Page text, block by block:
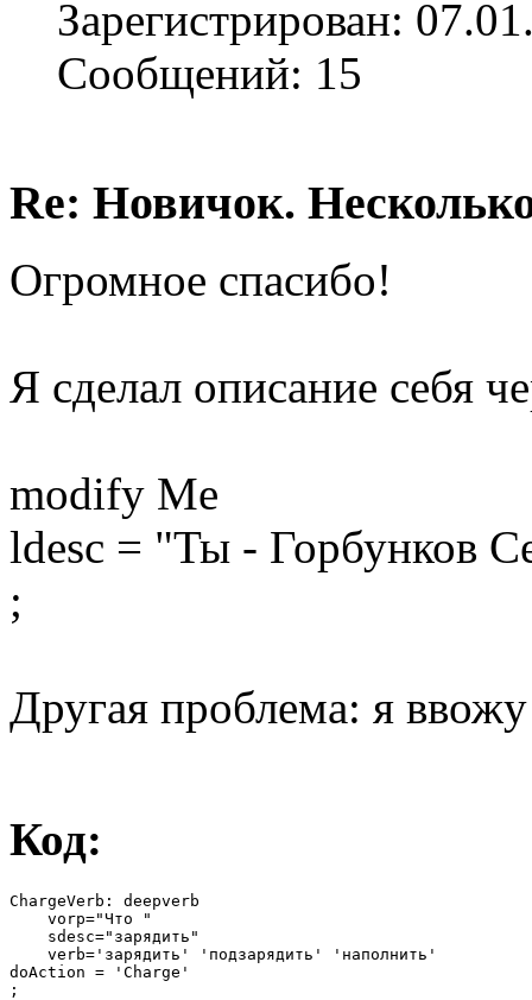
Зарегистрирован:
Сообщений: 15
Re: Новичок.
Огромное спасибо!
Я сделал описание себя
modify Me
ldesc = "Ты - Горбунков
;
Другая проблема: я
Код:
ChargeVerb: deepverb
    vorp="Что "
    sdesc="зарядить"
    verb='зарядить' 'подзарядить' 'наполнить'
doAction = 'Charge'
;